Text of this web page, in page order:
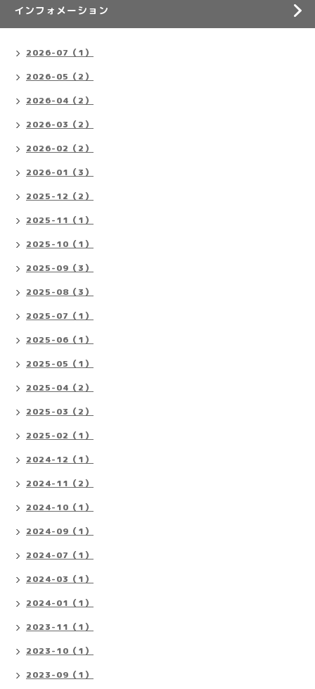
インフォメーション
2026-07（1）
2026-05（2）
2026-04（2）
2026-03（2）
2026-02（2）
2026-01（3）
2025-12（2）
2025-11（1）
2025-10（1）
2025-09（3）
2025-08（3）
2025-07（1）
2025-06（1）
2025-05（1）
2025-04（2）
2025-03（2）
2025-02（1）
2024-12（1）
2024-11（2）
2024-10（1）
2024-09（1）
2024-07（1）
2024-03（1）
2024-01（1）
2023-11（1）
2023-10（1）
2023-09（1）